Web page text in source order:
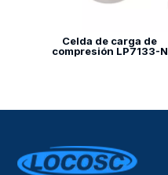
Celda de carga de
compresión LP7133-N